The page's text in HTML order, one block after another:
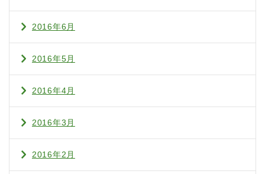
2016年6月
2016年5月
2016年4月
2016年3月
2016年2月